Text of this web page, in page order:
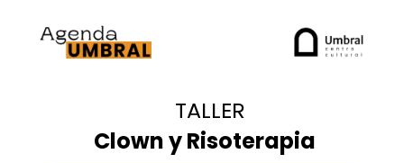
Clown y Risoterapia
TALLER